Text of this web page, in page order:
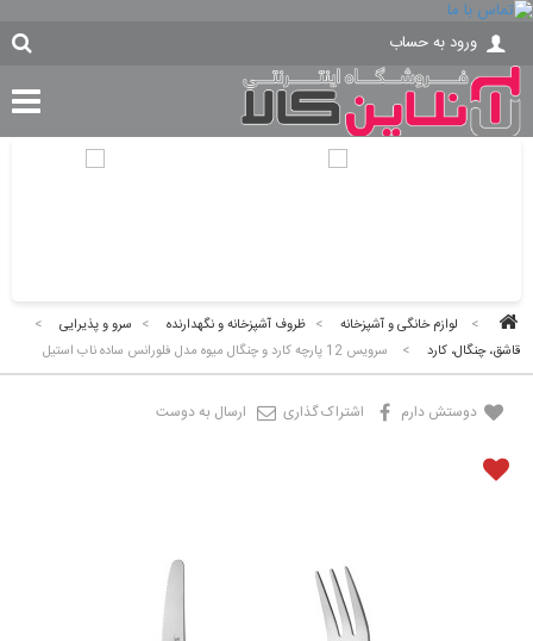
ورود به حساب
> لوازم خانگی و آشپزخانه > ظروف آشپزخانه و نگهدارنده > سرو و پذیرایی
>
قاشق، چنگال، کارد
> سرویس 12 پارچه کارد و چنگال میوه مدل فلورانس ساده ناب استیل
دوستش دارم اشتراک گذاری ارسال به دوست